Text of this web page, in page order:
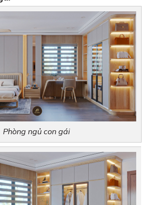
Phòng ngủ con gái